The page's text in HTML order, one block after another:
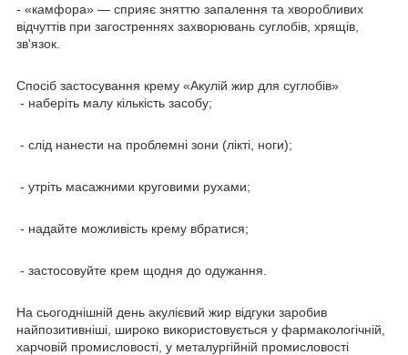
- «камфора» ― сприяє зняттю запалення та хворобливих
відчуттів при загостреннях захворювань суглобів, хрящів,
зв'язок.
Спосіб застосування крему «Акулій жир для суглобів»
- наберіть малу кількість засобу;
- слід нанести на проблемні зони (лікті, ноги);
- утріть масажними круговими рухами;
- надайте можливість крему вбратися;
- застосовуйте крем щодня до одужання.
На сьогоднішній день акулієвий жир відгуки заробив
найпозитивніші, широко використовується у фармакологічній,
харчовій промисловості, у металургійній промисловості